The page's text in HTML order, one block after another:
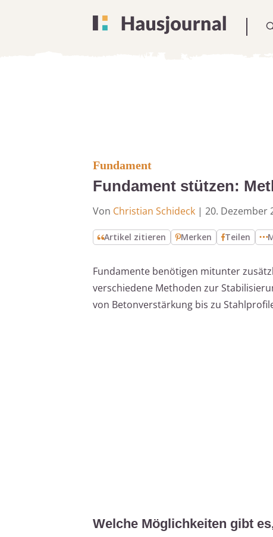
Fundament
Fundament stützen:
Von Christian Schideck | 20. Dezember
Artikel zitieren Merken Teilen
Fundamente benötigen mitunter
verschiedene Methoden zur
von Betonverstärkung bis zu
Welche Möglichkeiten gibt